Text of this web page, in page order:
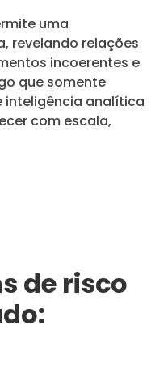
uma
revelando relações
incoerentes e
que somente
inteligência analítica
com escala,
de risco